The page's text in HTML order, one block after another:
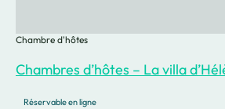
Chambres d’hôtes – La villa
Chambre d'hôtes
Réservable en ligne